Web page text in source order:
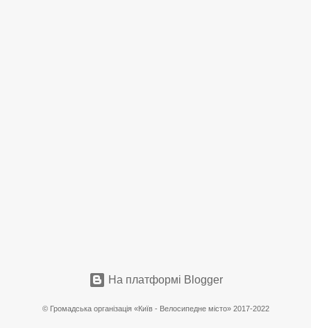
На платформі Blogger
© Громадська організація «Київ - Велосипедне місто» 2017-2022